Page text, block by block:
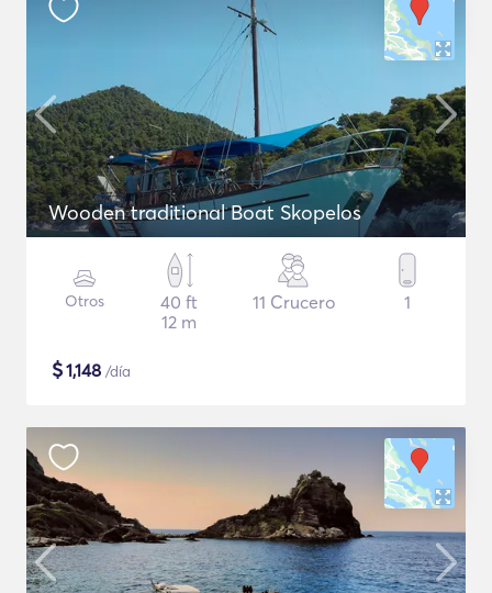
Wooden traditional Boat Skopelos
Otros
40 ft
12 m
11 Crucero 1
$1,148 /día